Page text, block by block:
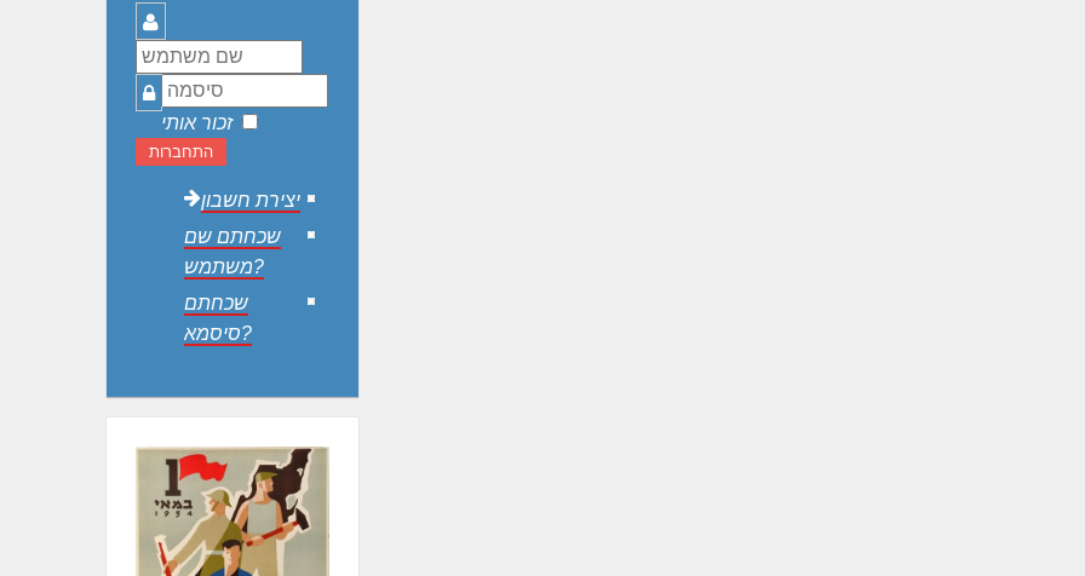
שם
משתמש
סיסמה
זכור אותי
התחברות
יצירת חשבון
שכחתם שם
משתמש?
שכחתם
סיסמא?